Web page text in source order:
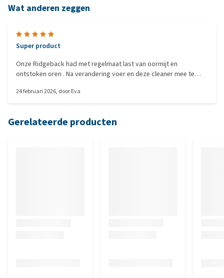
Wat anderen zeggen
Super product
Onze Ridgeback had met regelmaat last van oormijt en
ontstoken oren . Na verandering voer en deze cleaner mee te
reinigen beide oren 1 keer in de week. En ze stinken niet meer.
24 februari 2026, doorEva
Gerelateerde producten